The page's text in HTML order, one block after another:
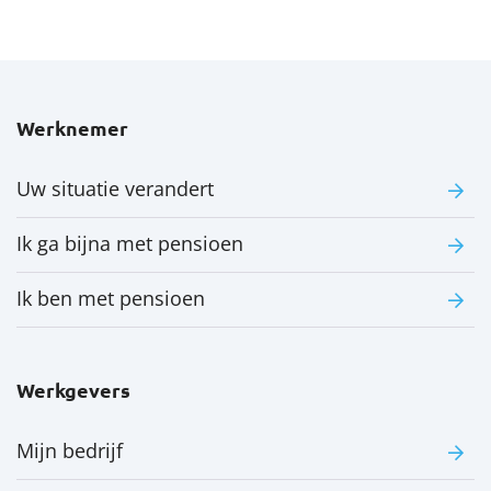
Werknemer
Uw situatie verandert
Ik ga bijna met pensioen
Ik ben met pensioen
Werkgevers
Mijn bedrijf